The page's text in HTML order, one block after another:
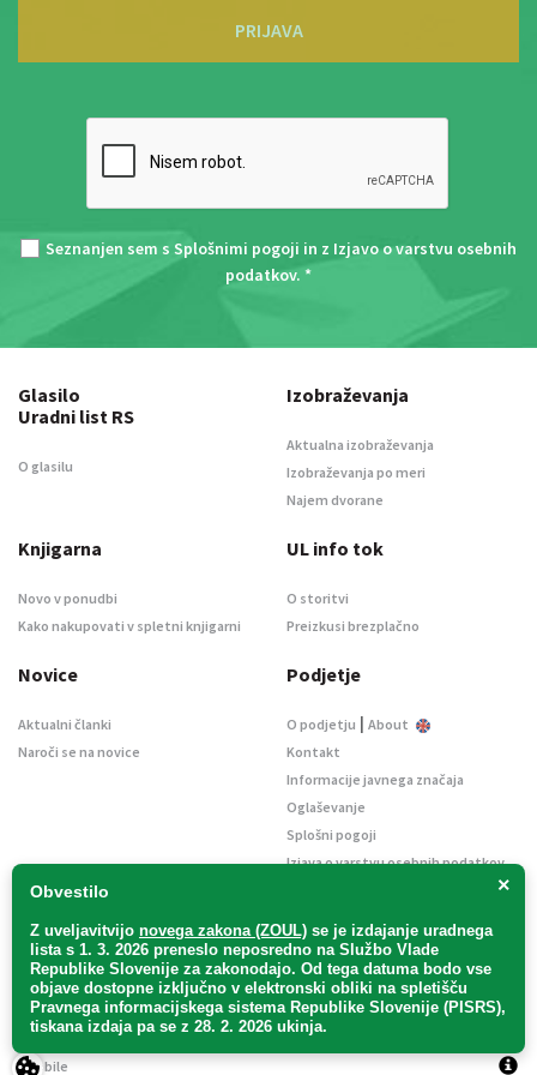
PRIJAVA
Seznanjen sem s Splošnimi pogoji in z Izjavo o varstvu osebnih
podatkov. *
×
Obvestilo
Z uveljavitvijo novega zakona (ZOUL) se je izdajanje uradnega
lista s 1. 3. 2026 preneslo neposredno na Službo Vlade
Republike Slovenije za zakonodajo. Od tega datuma bodo vse
objave dostopne izključno v elektronski obliki na spletišču
Pravnega informacijskega sistema Republike Slovenije (PISRS),
tiskana izdaja pa se z 28. 2. 2026 ukinja.
Glasilo
Uradni list RS
O glasilu
Izobraževanja
Aktualna izobraževanja
Izobraževanja po meri
Najem dvorane
Knjigarna
Novo v ponudbi
Kako nakupovati v spletni knjigarni
UL info tok
O storitvi
Preizkusi brezplačno
Novice
Aktualni članki
Naroči se na novice
Podjetje
O podjetju | About
Kontakt
Informacije javnega značaja
Oglaševanje
Splošni pogoji
Izjava o varstvu osebnih podatkov
Uradni list d. o. o. – v likvidaciji / Vse pravice pridržane.
2Mobile